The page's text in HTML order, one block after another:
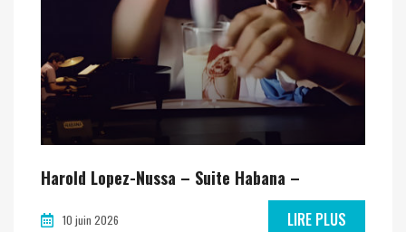
Harold Lopez-Nussa – Suite Habana –
10 juin 2026 LIRE PLUS